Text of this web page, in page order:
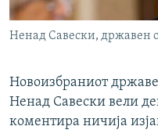
Ненад Савески, државен
Новоизбраниот
Ненад Савески вели
коментира ничија